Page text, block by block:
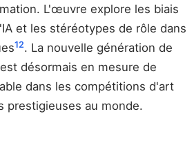
L'œuvre explore les biais
et les stéréotypes de rôle dans
12. La nouvelle génération de
désormais en mesure de
dans les compétitions d'art
prestigieuses au monde.